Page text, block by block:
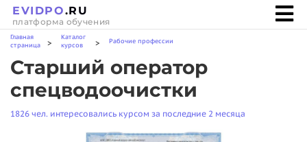
EVIDPO.RU
платформа обучения
Главная
страница
>
Каталог
курсов
> Рабочие профессии
Старший оператор
спецводоочистки
1826 чел. интересовались курсом за последние 2 месяца